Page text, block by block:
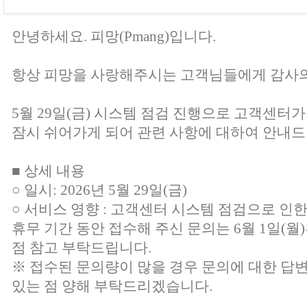
안녕하세요. 피망(Pmang)입니다.
항상 피망을 사랑해주시는 고객님들에게 감사
5월 29일(금) 시스템 점검 진행으로 고객센터가
잠시 쉬어가게 되어 관련 사항에 대하여 안내
■ 상세 내용
○ 일시: 2026년 5월 29일(금)
○ 서비스 영향 : 고객센터 시스템 점검으로 인
휴무 기간 동안 접수해 주신 문의는 6월 1일(
점 참고 부탁드립니다.
※ 접수된 문의량이 많을 경우 문의에 대한 답
있는 점 양해 부탁드리겠습니다.